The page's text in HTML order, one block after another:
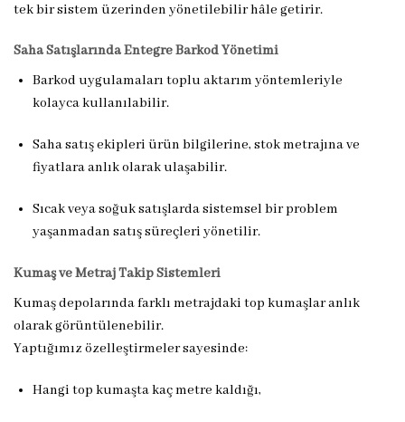
tek bir sistem üzerinden yönetilebilir hâle getirir.
Saha Satışlarında Entegre Barkod Yönetimi
Barkod uygulamaları toplu aktarım yöntemleriyle
kolayca kullanılabilir.
Saha satış ekipleri ürün bilgilerine, stok metrajına ve
fiyatlara anlık olarak ulaşabilir.
Sıcak veya soğuk satışlarda sistemsel bir problem
yaşanmadan satış süreçleri yönetilir.
Kumaş ve Metraj Takip Sistemleri
Kumaş depolarında farklı metrajdaki top kumaşlar anlık
olarak görüntülenebilir.
Yaptığımız özelleştirmeler sayesinde:
Hangi top kumaşta kaç metre kaldığı,